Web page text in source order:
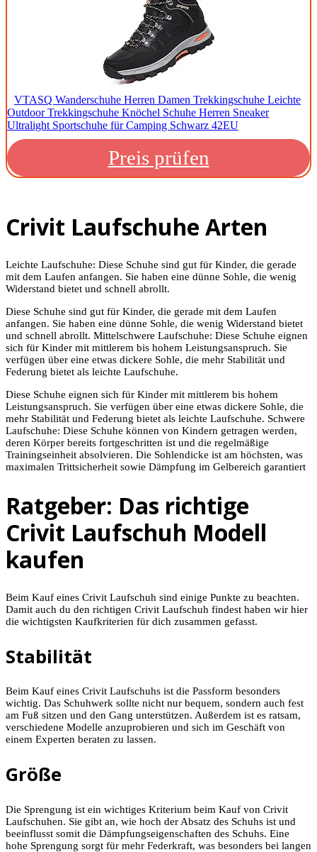
VTASQ Wanderschuhe Herren Damen Trekkingschuhe Leichte
Outdoor Trekkingschuhe Knöchel Schuhe Herren Sneaker
Ultralight Sportschuhe für Camping Schwarz 42EU
Preis prüfen
Crivit Laufschuhe Arten
Leichte Laufschuhe: Diese Schuhe sind gut für Kinder, die gerade
mit dem Laufen anfangen. Sie haben eine dünne Sohle, die wenig
Widerstand bietet und schnell abrollt.
Diese Schuhe sind gut für Kinder, die gerade mit dem Laufen
anfangen. Sie haben eine dünne Sohle, die wenig Widerstand bietet
und schnell abrollt. Mittelschwere Laufschuhe: Diese Schuhe eignen
sich für Kinder mit mittlerem bis hohem Leistungsanspruch. Sie
verfügen über eine etwas dickere Sohle, die mehr Stabilität und
Federung bietet als leichte Laufschuhe.
Diese Schuhe eignen sich für Kinder mit mittlerem bis hohem
Leistungsanspruch. Sie verfügen über eine etwas dickere Sohle, die
mehr Stabilität und Federung bietet als leichte Laufschuhe. Schwere
Laufschuhe: Diese Schuhe können von Kindern getragen werden,
deren Körper bereits fortgeschritten ist und die regelmäßige
Trainingseinheit absolvieren. Die Sohlendicke ist am höchsten, was
maximalen Trittsicherheit sowie Dämpfung im Gelbereich garantiert
Ratgeber: Das richtige
Crivit Laufschuh Modell
kaufen
Beim Kauf eines Crivit Laufschuh sind einige Punkte zu beachten.
Damit auch du den richtigen Crivit Laufschuh findest haben wir hier
die wichtigsten Kaufkriterien für dich zusammen gefasst.
Stabilität
Beim Kauf eines Crivit Laufschuhs ist die Passform besonders
wichtig. Das Schuhwerk sollte nicht nur bequem, sondern auch fest
am Fuß sitzen und den Gang unterstützen. Außerdem ist es ratsam,
verschiedene Modelle anzuprobieren und sich im Geschäft von
einem Experten beraten zu lassen.
Größe
Die Sprengung ist ein wichtiges Kriterium beim Kauf von Crivit
Laufschuhen. Sie gibt an, wie hoch der Absatz des Schuhs ist und
beeinflusst somit die Dämpfungseigenschaften des Schuhs. Eine
hohe Sprengung sorgt für mehr Federkraft, was besonders bei langen